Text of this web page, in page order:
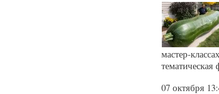
мастер-
тематическая
07 октября